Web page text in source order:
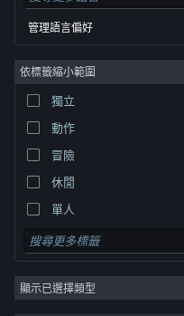
© Valve Corporation. 版權所有。所有商標
權人在美國與其它國家（地區）之財產。
法律聲明|輔助功能|Steam 訂戶協議
Cookie
德文
英文
西班牙文 - 西班牙
西班牙文 - 拉丁美洲
希臘文
管理語言偏好
依標籤縮小範圍
獨立
動作
冒險
休閒
單人
模擬
角色扮演
策略
顯示已選擇類型